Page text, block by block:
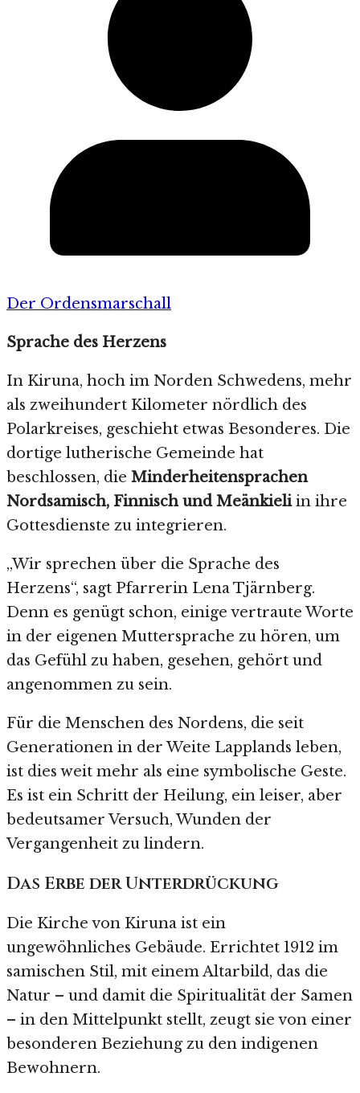
Der Ordensmarschall
Sprache des Herzens
In Kiruna, hoch im Norden Schwedens, mehr
als zweihundert Kilometer nördlich des
Polarkreises, geschieht etwas Besonderes. Die
dortige lutherische Gemeinde hat
beschlossen, die Minderheitensprachen
Nordsamisch, Finnisch und Meänkieliin ihre
Gottesdienste zu integrieren.
„Wir sprechen über die Sprache des
Herzens“, sagt Pfarrerin Lena Tjärnberg.
Denn es genügt schon, einige vertraute Worte
in der eigenen Muttersprache zu hören, um
das Gefühl zu haben, gesehen, gehört und
angenommen zu sein.
Für die Menschen des Nordens, die seit
Generationen in der Weite Lapplands leben,
ist dies weit mehr als eine symbolische Geste.
Es ist ein Schritt der Heilung, ein leiser, aber
bedeutsamer Versuch, Wunden der
Vergangenheit zu lindern.
Das Erbe der Unterdrückung
Die Kirche von Kiruna ist ein
ungewöhnliches Gebäude. Errichtet 1912 im
samischen Stil, mit einem Altarbild, das die
Natur – und damit die Spiritualität der Samen
– in den Mittelpunkt stellt, zeugt sie von einer
besonderen Beziehung zu den indigenen
Bewohnern.